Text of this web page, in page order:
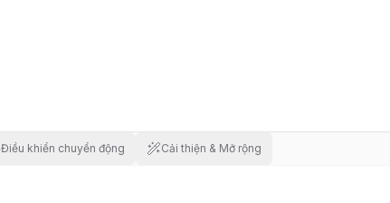
Điều khiển chuyển động Cải thiện & Mở rộng